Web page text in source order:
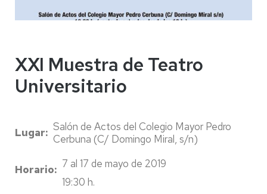
XXI Muestra de Teatro
Universitario
Lugar
Salón de Actos del Colegio Mayor Pedro
Cerbuna (C/ Domingo Miral, s/n)
Horario
7 al 17 de mayo de 2019
19:30 h.